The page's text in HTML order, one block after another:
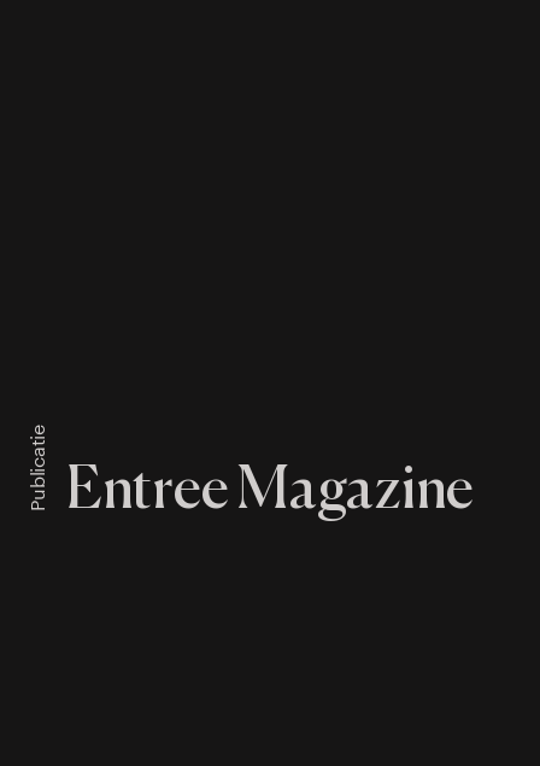
Entree Magazine
Publicatie